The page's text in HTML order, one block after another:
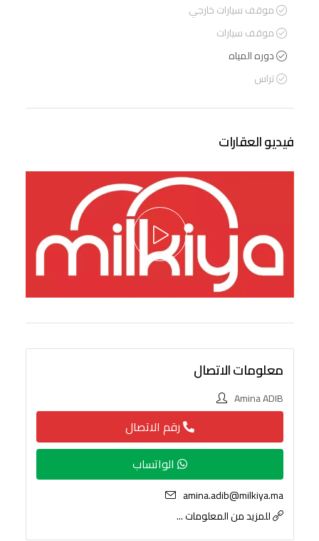
موقف سيارات خارجي
موقف سيارات
دوره المياه
تراس
فيديو العقارات
معلومات الاتصال
Amina ADIB
رقم الاتصال
الواتساب
amina.adib@milkiya.ma
للمزيد من المعلومات ...